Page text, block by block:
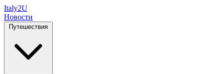
Italy2U
Новости
Путешествия